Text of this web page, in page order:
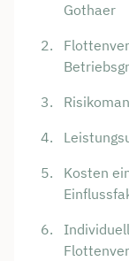
Gothaer
Kosten